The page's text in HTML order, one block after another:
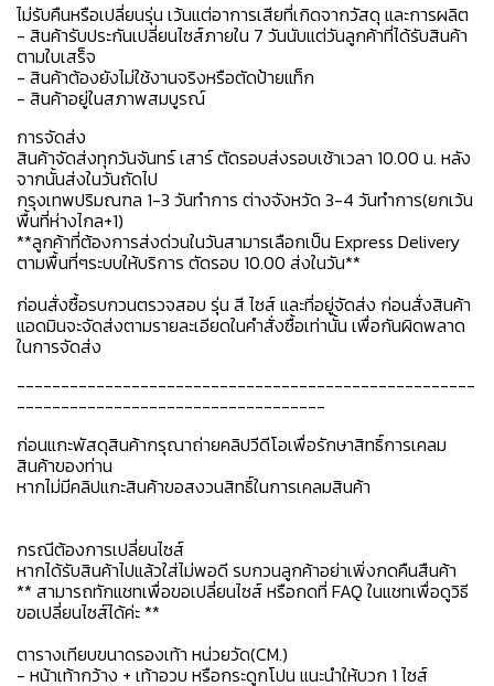
ไม่รับคืนหรือเปลี่ยนรุ่น เว้นแต่อาการเสียที่เกิดจากวัสดุ และการผลิต
- สินค้ารับประกันเปลี่ยนไซส์ภายใน 7 วันนับแต่วันลูกค้าที่ได้รับสินค้า
ตามใบเสร็จ
- สินค้าต้องยังไม่ใช้งานจริงหรือตัดป้ายแท็ก
- สินค้าอยู่ในสภาพสมบูรณ์
การจัดส่ง
สินค้าจัดส่งทุกวันจันทร์ เสาร์ ตัดรอบส่งรอบเช้าเวลา 10.00 น. หลัง
จากนั้นส่งในวันถัดไป
กรุงเทพปริมณฑล 1-3 วันทำการ ต่างจังหวัด 3-4 วันทำการ(ยกเว้น
พื้นที่ห่างไกล+1)
**ลูกค้าที่ต้องการส่งด่วนในวันสามารเลือกเป็น Express Delivery
ตามพื้นที่ๆระบบให้บริการ ตัดรอบ 10.00 ส่งในวัน**
ก่อนสั่งซื้อรบกวนตรวจสอบ รุ่น สี ไซส์ และที่อยู่จัดส่ง ก่อนสั่งสินค้า
แอดมินจะจัดส่งตามรายละเอียดในคำสั่งซื้อเท่านั้น เพื่อกันผิดพลาด
ในการจัดส่ง
----------------------------------------------------
-----------------------------------
ก่อนแกะพัสดุสินค้ากรุณาถ่ายคลิปวีดีโอเพื่อรักษาสิทธิ์การเคลม
สินค้าของท่าน
หากไม่มีคลิปแกะสินค้าขอสงวนสิทธิ์ในการเคลมสินค้า
กรณีต้องการเปลี่ยนไซส์
หากได้รับสินค้าไปแล้วใส่ไม่พอดี รบกวนลูกค้าอย่าเพิ่งกดคืนสืนค้า
** สามารถทักแชทเพื่อขอเปลี่ยนไซส์ หรือกดที่ FAQ ในแชทเพื่อดูวิธี
ขอเปลี่ยนไซส์ได้ค่ะ **
ตารางเทียบขนาดรองเท้า หน่วยวัด(CM.)
- หน้าเท้ากว้าง + เท้าอวบ หรือกระดูกโปน แนะนำให้บวก 1 ไซส์